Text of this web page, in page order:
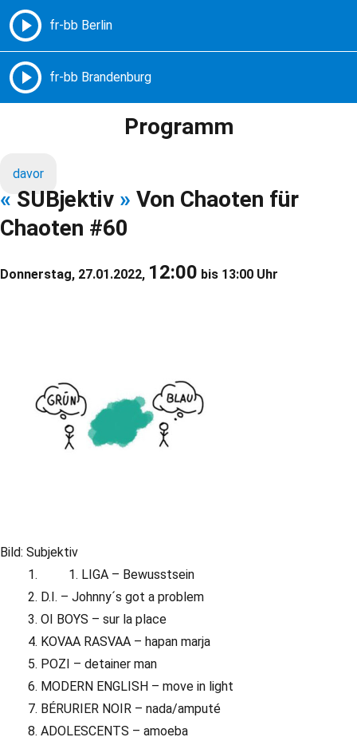
Freie Radios – Berlin Brandenburg
Programm
davor
« SUBjektiv » Von Chaoten für
Chaoten #60
Donnerstag, 27.01.2022, 12:00 bis 13:00 Uhr
Bild: Subjektiv
LIGA – Bewusstsein
D.I. – Johnny´s got a problem
OI BOYS – sur la place
KOVAA RASVAA – hapan marja
POZI – detainer man
MODERN ENGLISH – move in light
BÉRURIER NOIR – nada/amputé
ADOLESCENTS – amoeba